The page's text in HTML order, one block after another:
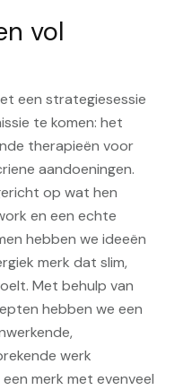
vol
een strategiesessie
te komen: het
therapieën voor
aandoeningen.
op wat hen
en een echte
hebben we ideeën
merk dat slim,
Met behulp van
hebben we een
werk
merk met evenveel